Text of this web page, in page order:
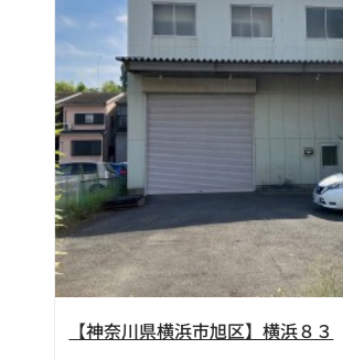
【神奈川県横浜市旭区】横浜８３